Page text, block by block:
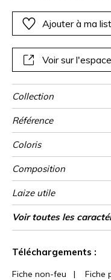
palette ton sur ton
d’intérieurs. Sa
Ajouter à ma
Voir sur
Collection
Référence
Coloris
Composition
Laize utile
Rétrécissement
Raccord
Test
Martindale
Usage
martindale
Wyzenbeek
Sens
Poids g/m²
Performance
Accoustique
Usage
Entretien
Pays d'origine
Rapport
Horizontal
Rapport
Vertical
Caractéristiques
Outdoor
Voir toutes les
Téléchargements :
Fiche non-feu | Fiche